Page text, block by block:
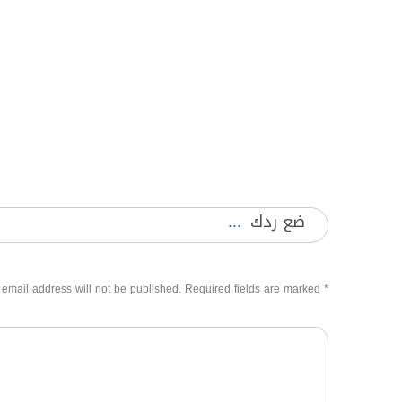
ضع ردك
address will not be published. Required fields are marked *